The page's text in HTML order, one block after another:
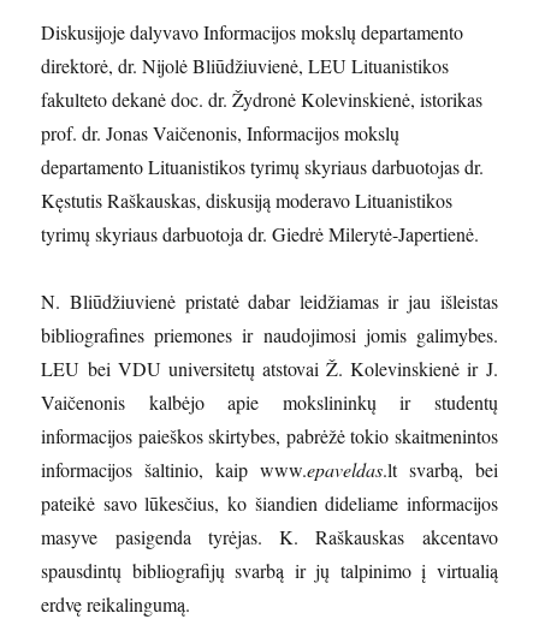
Diskusijoje dalyvavo Informacijos mokslų departamento
direktorė, dr. Nijolė Bliūdžiuvienė, LEU Lituanistikos
fakulteto dekanė doc. dr. Žydronė Kolevinskienė, istorikas
prof. dr. Jonas Vaičenonis, Informacijos mokslų
departamento Lituanistikos tyrimų skyriaus darbuotojas dr.
Kęstutis Raškauskas, diskusiją moderavo Lituanistikos
tyrimų skyriaus darbuotoja dr. Giedrė Milerytė-Japertienė.
N. Bliūdžiuvienė pristatė dabar leidžiamas ir jau išleistas
bibliografines priemones ir naudojimosi jomis galimybes.
LEU bei VDU universitetų atstovai Ž. Kolevinskienė ir J.
Vaičenonis kalbėjo apie mokslininkų ir studentų
informacijos paieškos skirtybes, pabrėžė tokio skaitmenintos
informacijos šaltinio, kaip www.epaveldas.lt svarbą, bei
pateikė savo lūkesčius, ko šiandien dideliame informacijos
masyve pasigenda tyrėjas. K. Raškauskas akcentavo
spausdintų bibliografijų svarbą ir jų talpinimo į virtualią
erdvę reikalingumą.